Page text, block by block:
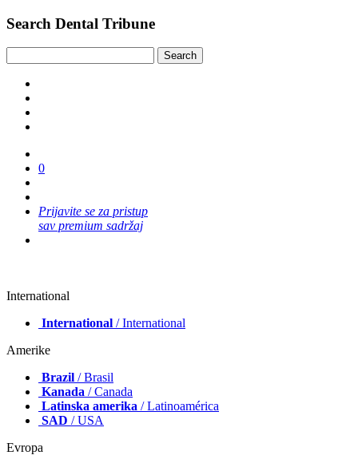
Search Dental Tribune
0
Prijavite se za pristup
sav premium sadržaj
International
International / International
Amerike
Brazil / Brasil
Kanada / Canada
Latinska amerika / Latinoamérica
SAD / USA
Evropa